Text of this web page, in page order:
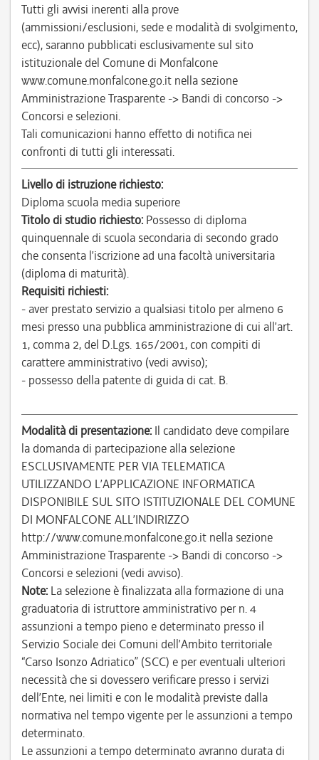
Tutti gli avvisi inerenti alla prove
(ammissioni/esclusioni, sede e modalità di svolgimento,
ecc), saranno pubblicati esclusivamente sul sito
istituzionale del Comune di Monfalcone
www.comune.monfalcone.go.it nella sezione
Amministrazione Trasparente -> Bandi di concorso ->
Concorsi e selezioni.
Tali comunicazioni hanno effetto di notifica nei
confronti di tutti gli interessati.
Livello di istruzione richiesto:
Diploma scuola media superiore
Titolo di studio richiesto: Possesso di diploma
quinquennale di scuola secondaria di secondo grado
che consenta l’iscrizione ad una facoltà universitaria
(diploma di maturità).
Requisiti richiesti:
- aver prestato servizio a qualsiasi titolo per almeno 6
mesi presso una pubblica amministrazione di cui all’art.
1, comma 2, del D.Lgs. 165/2001, con compiti di
carattere amministrativo (vedi avviso);
- possesso della patente di guida di cat. B.
Modalità di presentazione: Il candidato deve compilare
la domanda di partecipazione alla selezione
ESCLUSIVAMENTE PER VIA TELEMATICA
UTILIZZANDO L’APPLICAZIONE INFORMATICA
DISPONIBILE SUL SITO ISTITUZIONALE DEL COMUNE
DI MONFALCONE ALL’INDIRIZZO
http://www.comune.monfalcone.go.it nella sezione
Amministrazione Trasparente -> Bandi di concorso ->
Concorsi e selezioni (vedi avviso).
Note: La selezione è finalizzata alla formazione di una
graduatoria di istruttore amministrativo per n. 4
assunzioni a tempo pieno e determinato presso il
Servizio Sociale dei Comuni dell’Ambito territoriale
“Carso Isonzo Adriatico” (SCC) e per eventuali ulteriori
necessità che si dovessero verificare presso i servizi
dell’Ente, nei limiti e con le modalità previste dalla
normativa nel tempo vigente per le assunzioni a tempo
determinato.
Le assunzioni a tempo determinato avranno durata di